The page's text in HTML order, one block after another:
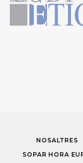
NOSALTRES
SOPAR HORA